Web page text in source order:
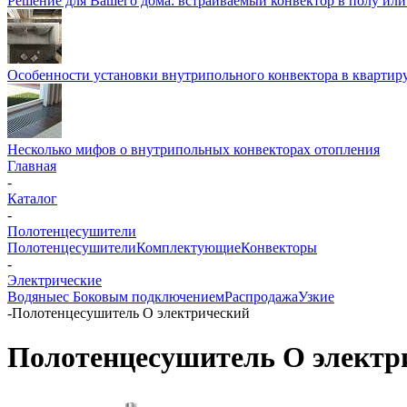
Особенности установки внутрипольного конвектора в
Несколько мифов о внутрипольных конвекторах отопления
Главная
-
Каталог
-
Полотенцесушители
ПолотенцесушителиКомплектующиеКонвекторы
-
Электрические
Водяныес Боковым подключениемРаспродажаУзкие
-Полотенцесушитель O электрический
Полотенцесушитель O